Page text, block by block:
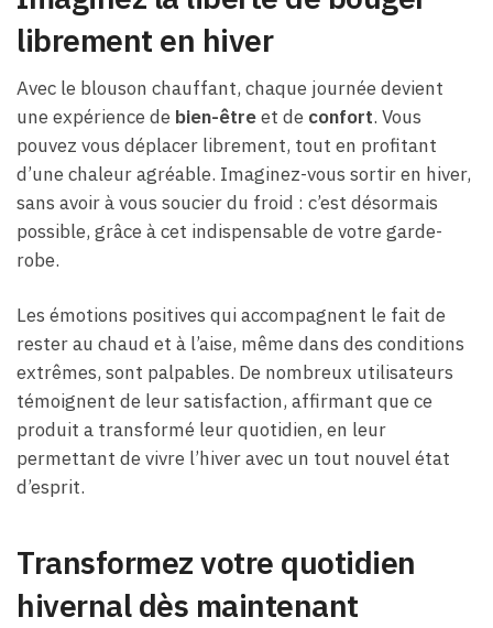
librement en hiver
Avec le blouson chauffant, chaque journée devient
une expérience de bien-êtreet de confort. Vous
pouvez vous déplacer librement, tout en profitant
d’une chaleur agréable. Imaginez-vous sortir en hiver,
sans avoir à vous soucier du froid : c’est désormais
possible, grâce à cet indispensable de votre garde-
robe.
Les émotions positives qui accompagnent le fait de
rester au chaud et à l’aise, même dans des conditions
extrêmes, sont palpables. De nombreux utilisateurs
témoignent de leur satisfaction, affirmant que ce
produit a transformé leur quotidien, en leur
permettant de vivre l’hiver avec un tout nouvel état
d’esprit.
Transformez votre quotidien
hivernal dès maintenant